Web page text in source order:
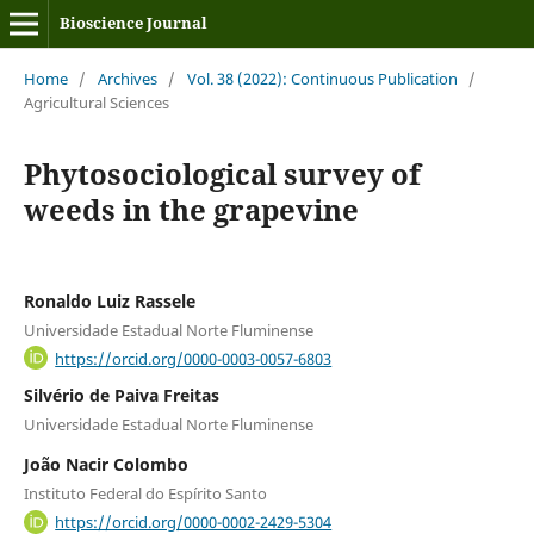
Bioscience Journal
Home / Archives / Vol. 38 (2022): Continuous Publication
/
Agricultural Sciences
Phytosociological survey of
weeds in the grapevine
Ronaldo Luiz Rassele
Universidade Estadual Norte Fluminense
https://orcid.org/0000-0003-0057-6803
Silvério de Paiva Freitas
Universidade Estadual Norte Fluminense
João Nacir Colombo
Instituto Federal do Espírito Santo
https://orcid.org/0000-0002-2429-5304